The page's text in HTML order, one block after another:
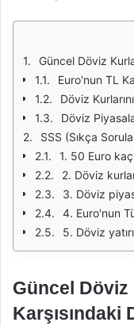
Güncel Döviz
Euro'nun TL
Döviz
Döviz
SSS (Sıkça
1. 50 Euro
2. Döviz
3. Döviz
4. Euro'nun Türk
5. Döviz
Güncel Döviz
Karşısındaki